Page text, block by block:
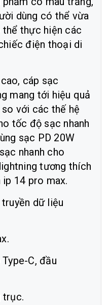
dùng có thể vừa
thực hiện các
điện thoại di
cáp sạc
mang tới hiệu quả
với các thế hệ
tốc độ sạc nhanh
sạc PD 20W
nhanh cho
tương thích
14 pro max.
dữ liệu
C, đầu
trục.